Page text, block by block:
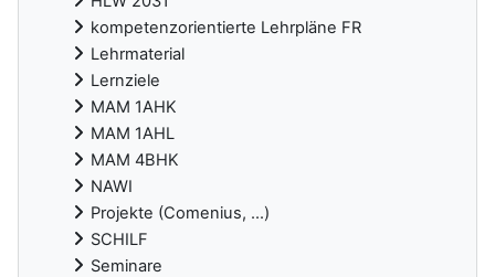
kompetenzorientierte Lehrpläne FR
Lehrmaterial
Lernziele
MAM 1AHK
MAM 1AHL
MAM 4BHK
NAWI
Projekte (Comenius, ...)
SCHILF
Seminare